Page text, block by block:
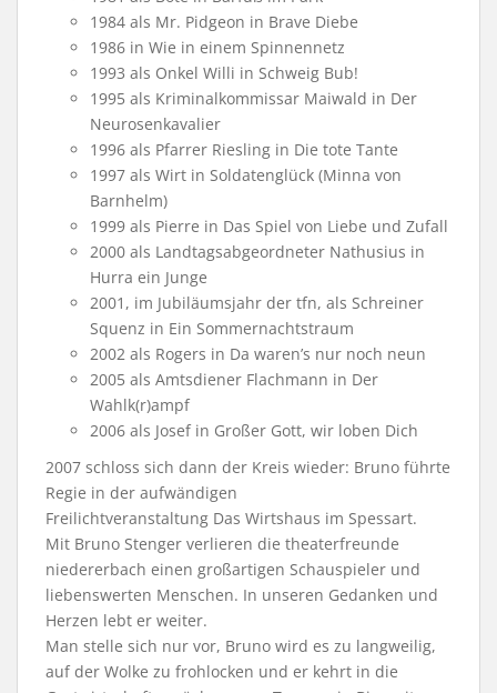
1984 als Mr. Pidgeon in Brave Diebe
1986 in Wie in einem Spinnennetz
1993 als Onkel Willi in Schweig Bub!
1995 als Kriminalkommissar Maiwald in Der
Neurosenkavalier
1996 als Pfarrer Riesling in Die tote Tante
1997 als Wirt in Soldatenglück (Minna von
Barnhelm)
1999 als Pierre in Das Spiel von Liebe und Zufall
2000 als Landtagsabgeordneter Nathusius in
Hurra ein Junge
2001, im Jubiläumsjahr der tfn, als Schreiner
Squenz in Ein Sommernachtstraum
2002 als Rogers in Da waren’s nur noch neun
2005 als Amtsdiener Flachmann in Der
Wahlk(r)ampf
2006 als Josef in Großer Gott, wir loben Dich
2007 schloss sich dann der Kreis wieder: Bruno führte
Regie in der aufwändigen
Freilichtveranstaltung Das Wirtshaus im Spessart.
Mit Bruno Stenger verlieren die theaterfreunde
niedererbach einen großartigen Schauspieler und
liebenswerten Menschen. In unseren Gedanken und
Herzen lebt er weiter.
Man stelle sich nur vor, Bruno wird es zu langweilig,
auf der Wolke zu frohlocken und er kehrt in die